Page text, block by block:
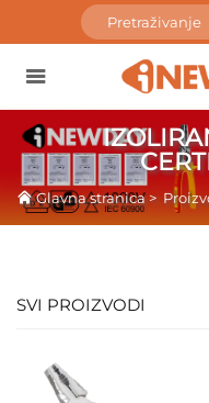
Glavna stranica>
SVI PROIZVODI